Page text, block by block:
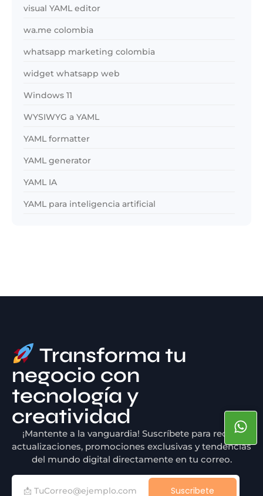
visual YAML editor
wa.me colombia
whatsapp marketing colombia
widget whatsapp web
Windows 11
WYSIWYG a YAML
YAML formatter
YAML generator
YAML IA
YAML para inteligencia artificial
Transforma tu
negocio con
tecnología y
creatividad
¡Mantente a la vanguardia! Suscríbete para recibir
actualizaciones, promociones exclusivas y tendencias
del mundo digital directamente en tu correo.
Suscribete